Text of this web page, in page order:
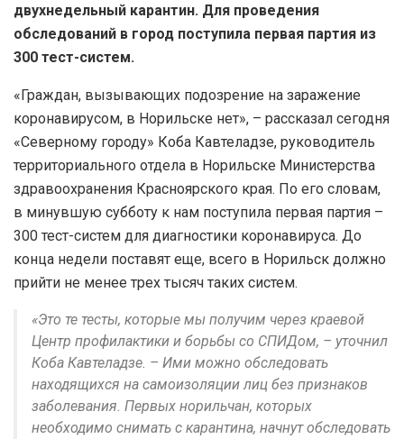
двухнедельный карантин. Для проведения
обследований в город поступила первая партия из
300 тест-систем.
«Граждан, вызывающих подозрение на заражение
коронавирусом, в Норильске нет», – рассказал сегодня
«Северному городу» Коба Кавтеладзе, руководитель
территориального отдела в Норильске Министерства
здравоохранения Красноярского края. По его словам,
в минувшую субботу к нам поступила первая партия –
300 тест-систем для диагностики коронавируса. До
конца недели поставят еще, всего в Норильск должно
прийти не менее трех тысяч таких систем.
«Это те тесты, которые мы получим через краевой
Центр профилактики и борьбы со СПИДом, – уточнил
Коба Кавтеладзе. – Ими можно обследовать
находящихся на самоизоляции лиц без признаков
заболевания. Первых норильчан, которых
необходимо снимать с карантина, начнут обследовать